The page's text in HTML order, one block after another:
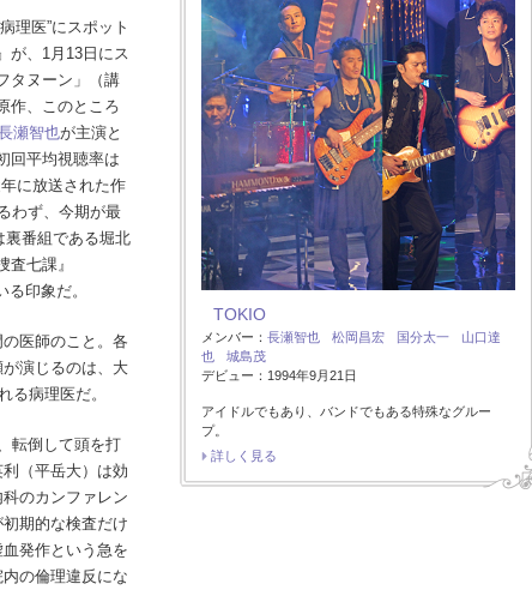
理医”にスポット
が、1月13日にス
タヌーン」（講
作、このところ
瀬智也が主演と
回平均視聴率は
に放送された作
わず、今期が最
裏番組である堀北
七課』
る印象だ。
医師のこと。各
演じるのは、大
る病理医だ。
転倒して頭を打
（平岳大）は効
のカンファレン
期的な検査だけ
発作という急を
の倫理違反にな
TOKIO
メンバー： 長瀬智也 松岡昌宏 国分太一
山口達
也
城島茂
デビュー：1994年9月21日
アイドルでもあり、バンドでもある特殊なグルー
プ。
詳しく見る